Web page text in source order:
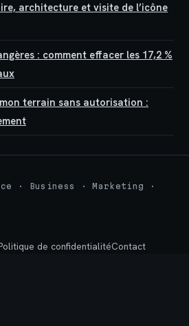
architecture et visite de l’icône
: comment effacer les 17,2 %
terrain sans autorisation :
· Business · Marketing ·
de confidentialitéContact